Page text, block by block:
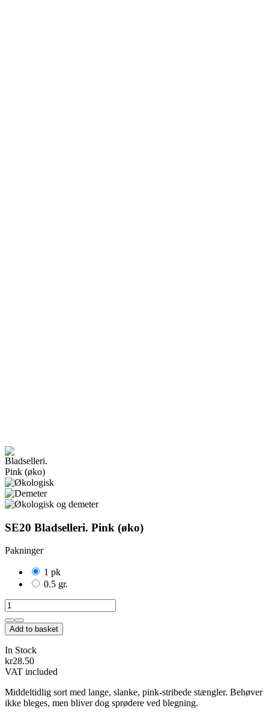
SE20 Bladselleri. Pink (øko)
Pakninger
1 pk
0.5 gr.
Add to basket
In Stock
kr28.50
VAT included
Middeltidlig sort med lange, slanke, pink-stribede stængler. Behøver
ikke bleges, men bliver dog sprødere ved blegning.